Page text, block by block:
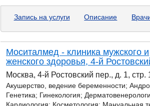
Запись на услуги Описание
Моситалмед - клиника мужского и
женского здоровья, 4-й
Москва, 4-й Ростовский пер., д. 1, стр.
Акушерство, ведение беременности;
Генетика; Гинекология;
Кардиология; Косметология; Мануальная